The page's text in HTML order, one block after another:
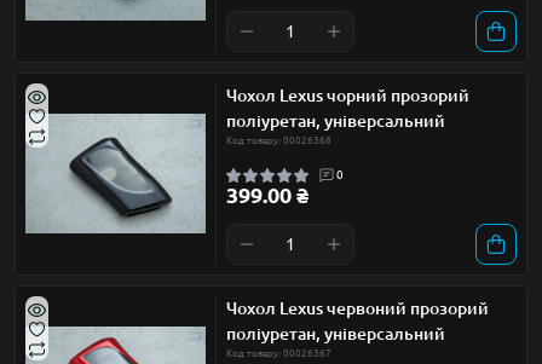
Чохол Lexus чорний прозорий
поліуретан, універсальний
Код товару: 00026368
0
399.00 ₴
Чохол Lexus червоний прозорий
поліуретан, універсальний
Код товару: 00026367